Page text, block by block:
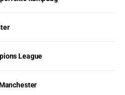
League